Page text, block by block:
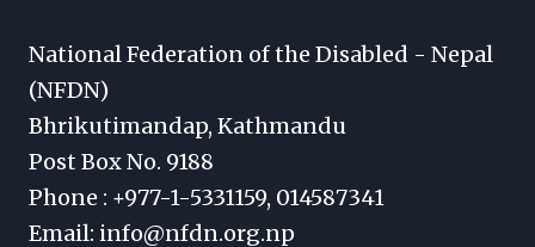
National Federation of the Disabled - Nepal
(NFDN)
Bhrikutimandap, Kathmandu
Post Box No. 9188
Phone : +977-1-5331159, 014587341
Email: info@nfdn.org.np